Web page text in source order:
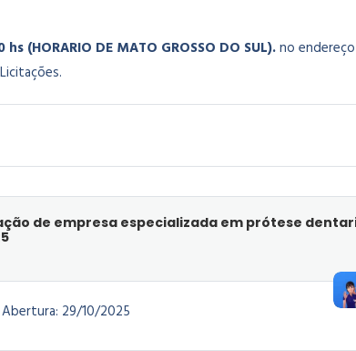
(HORARIO DE MATO GROSSO DO SUL).no endereço
de empresa especializada em prótese
Abertura: 29/10/2025